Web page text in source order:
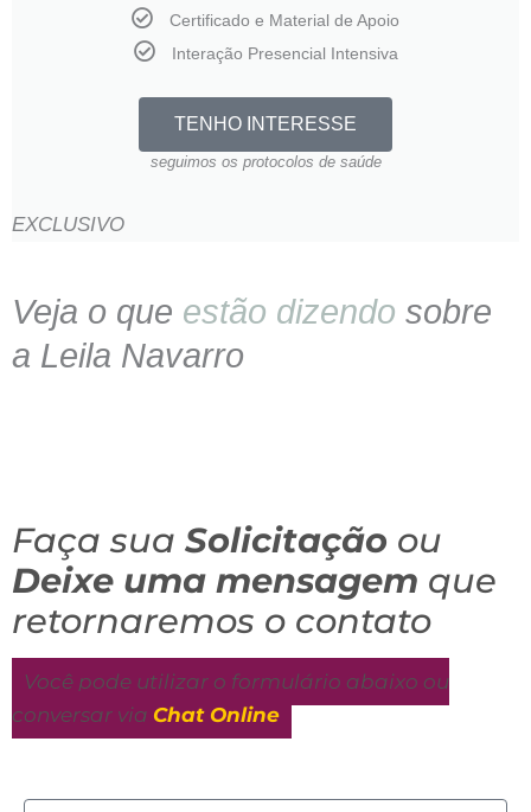
Certificado e Material de Apoio
Interação Presencial Intensiva
TENHO INTERESSE
seguimos os protocolos de saúde
EXCLUSIVO
Veja o que estão dizendo sobre
a Leila Navarro
Faça sua Solicitação ou
Deixe uma mensagem que
retornaremos o contato
Você pode utilizar o formulário abaixo ou
conversar via Chat Online